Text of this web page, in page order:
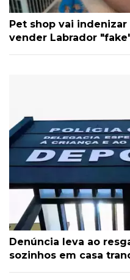
Pet shop vai
vender Labrador
Denúncia leva ao
sozinhos em casa